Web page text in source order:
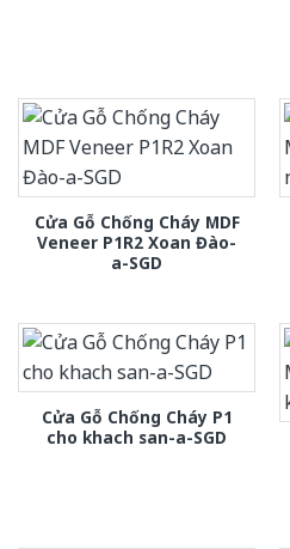
Cửa Gỗ Chống Cháy MDF
Veneer P1R2 Xoan Đào-
a-SGD
Cửa Gỗ Chống Cháy P1
cho khach san-a-SGD